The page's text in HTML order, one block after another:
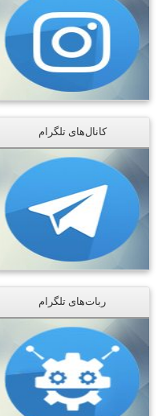
کانال‌های تلگرام
ربات‌های تلگرام